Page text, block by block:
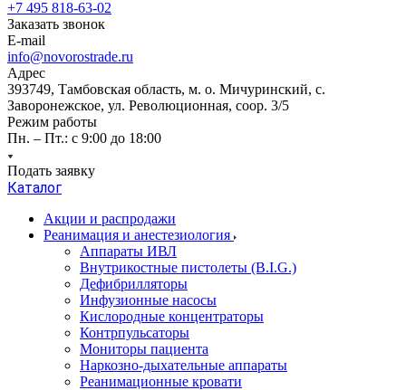
+7 495 818-63-02
Заказать звонок
E-mail
info@novorostrade.ru
Адрес
393749, Тамбовская область, м. о. Мичуринский, с.
Заворонежское, ул. Революционная, соор. 3/5
Режим работы
Пн. – Пт.: с 9:00 до 18:00
Подать заявку
Каталог
Акции и распродажи
Реанимация и анестезиология
Аппараты ИВЛ
Внутрикостные пистолеты (B.I.G.)
Дефибрилляторы
Инфузионные насосы
Кислородные концентраторы
Контрпульсаторы
Мониторы пациента
Наркозно-дыхательные аппараты
Реанимационные кровати